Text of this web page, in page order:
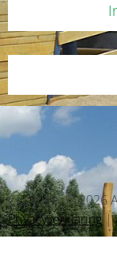
Copyright © 2026
Privacyverklaring|